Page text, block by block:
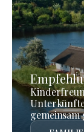
gemeinsam